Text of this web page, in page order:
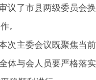
议了市县两级委员会
。
次主委会议既聚焦当
体与会人员要严格落